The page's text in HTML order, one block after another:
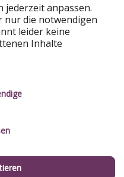
Kontrolle
jederzeit anpassen.
nur die notwendigen
leider keine
Inhalte